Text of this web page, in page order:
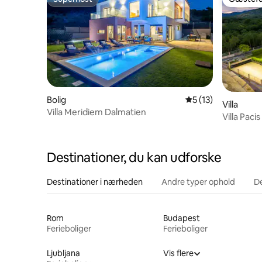
Superhost
Bolig 5 ud af 5 i
5 (13)
Villa Meridiem Dalmatien
Villa
Villa Pacis
Destinationer, du kan udforske
Destinationer i nærheden Andre typer ophold
Rom
Ferieboliger
Budapest
Ferieboliger
Ljubljana
Vis flere